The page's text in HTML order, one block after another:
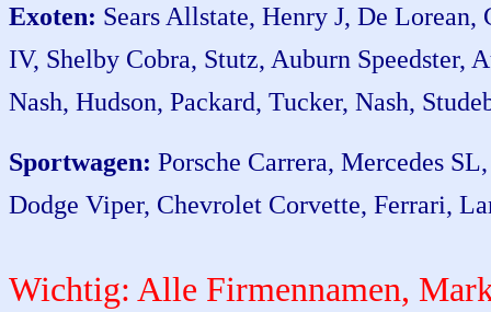
Exoten: Sears Allstate, Henry J, De
IV, Shelby Cobra, Stutz, Auburn Speedster,
Nash, Hudson, Packard, Tucker, Nash,
Sportwagen: Porsche Carrera, Mercedes
Dodge Viper, Chevrolet Corvette, Ferrari,
Wichtig: Alle Firmennamen,